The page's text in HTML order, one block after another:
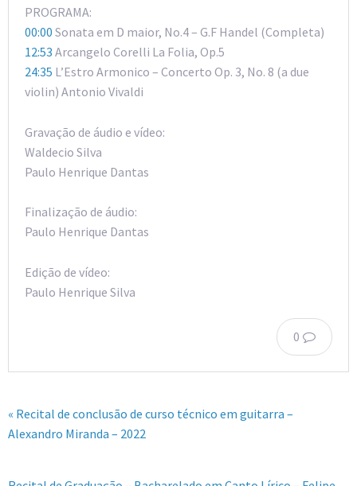
PROGRAMA:
00:00 Sonata em D maior, No.4 – G.F Handel (Completa)
12:53 Arcangelo Corelli La Folia, Op.5
24:35 L’Estro Armonico – Concerto Op. 3, No. 8 (a due
violin) Antonio Vivaldi
Gravação de áudio e vídeo:
Waldecio Silva
Paulo Henrique Dantas
Finalização de áudio:
Paulo Henrique Dantas
Edição de vídeo:
Paulo Henrique Silva
0
« Recital de conclusão de curso técnico em guitarra –
Alexandro Miranda – 2022